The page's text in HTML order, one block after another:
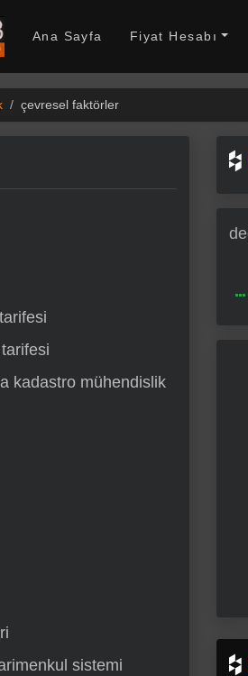
SHKMMB
Ana Sayfa Fiyat Hesabı
çevresel faktörler
kadastro mühendislik
sistemi